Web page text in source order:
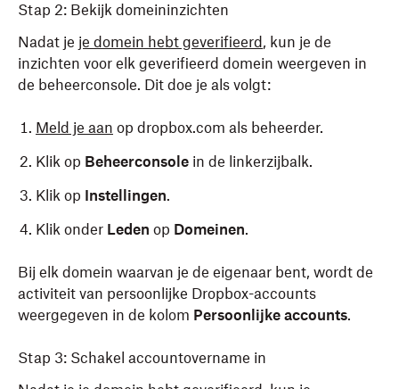
Stap 2: Bekijk domeininzichten
Nadat je je domein hebt geverifieerd , kun je de
inzichten voor elk geverifieerd domein weergeven in
de beheerconsole. Dit doe je als volgt:
Meld je aan op dropbox.com als beheerder.
Klik op Beheerconsole in de linkerzijbalk.
Klik op Instellingen.
Klik onder Leden op Domeinen.
Bij elk domein waarvan je de eigenaar bent, wordt de
activiteit van persoonlijke Dropbox-accounts
weergegeven in de kolom Persoonlijke accounts.
Stap 3: Schakel accountovername in